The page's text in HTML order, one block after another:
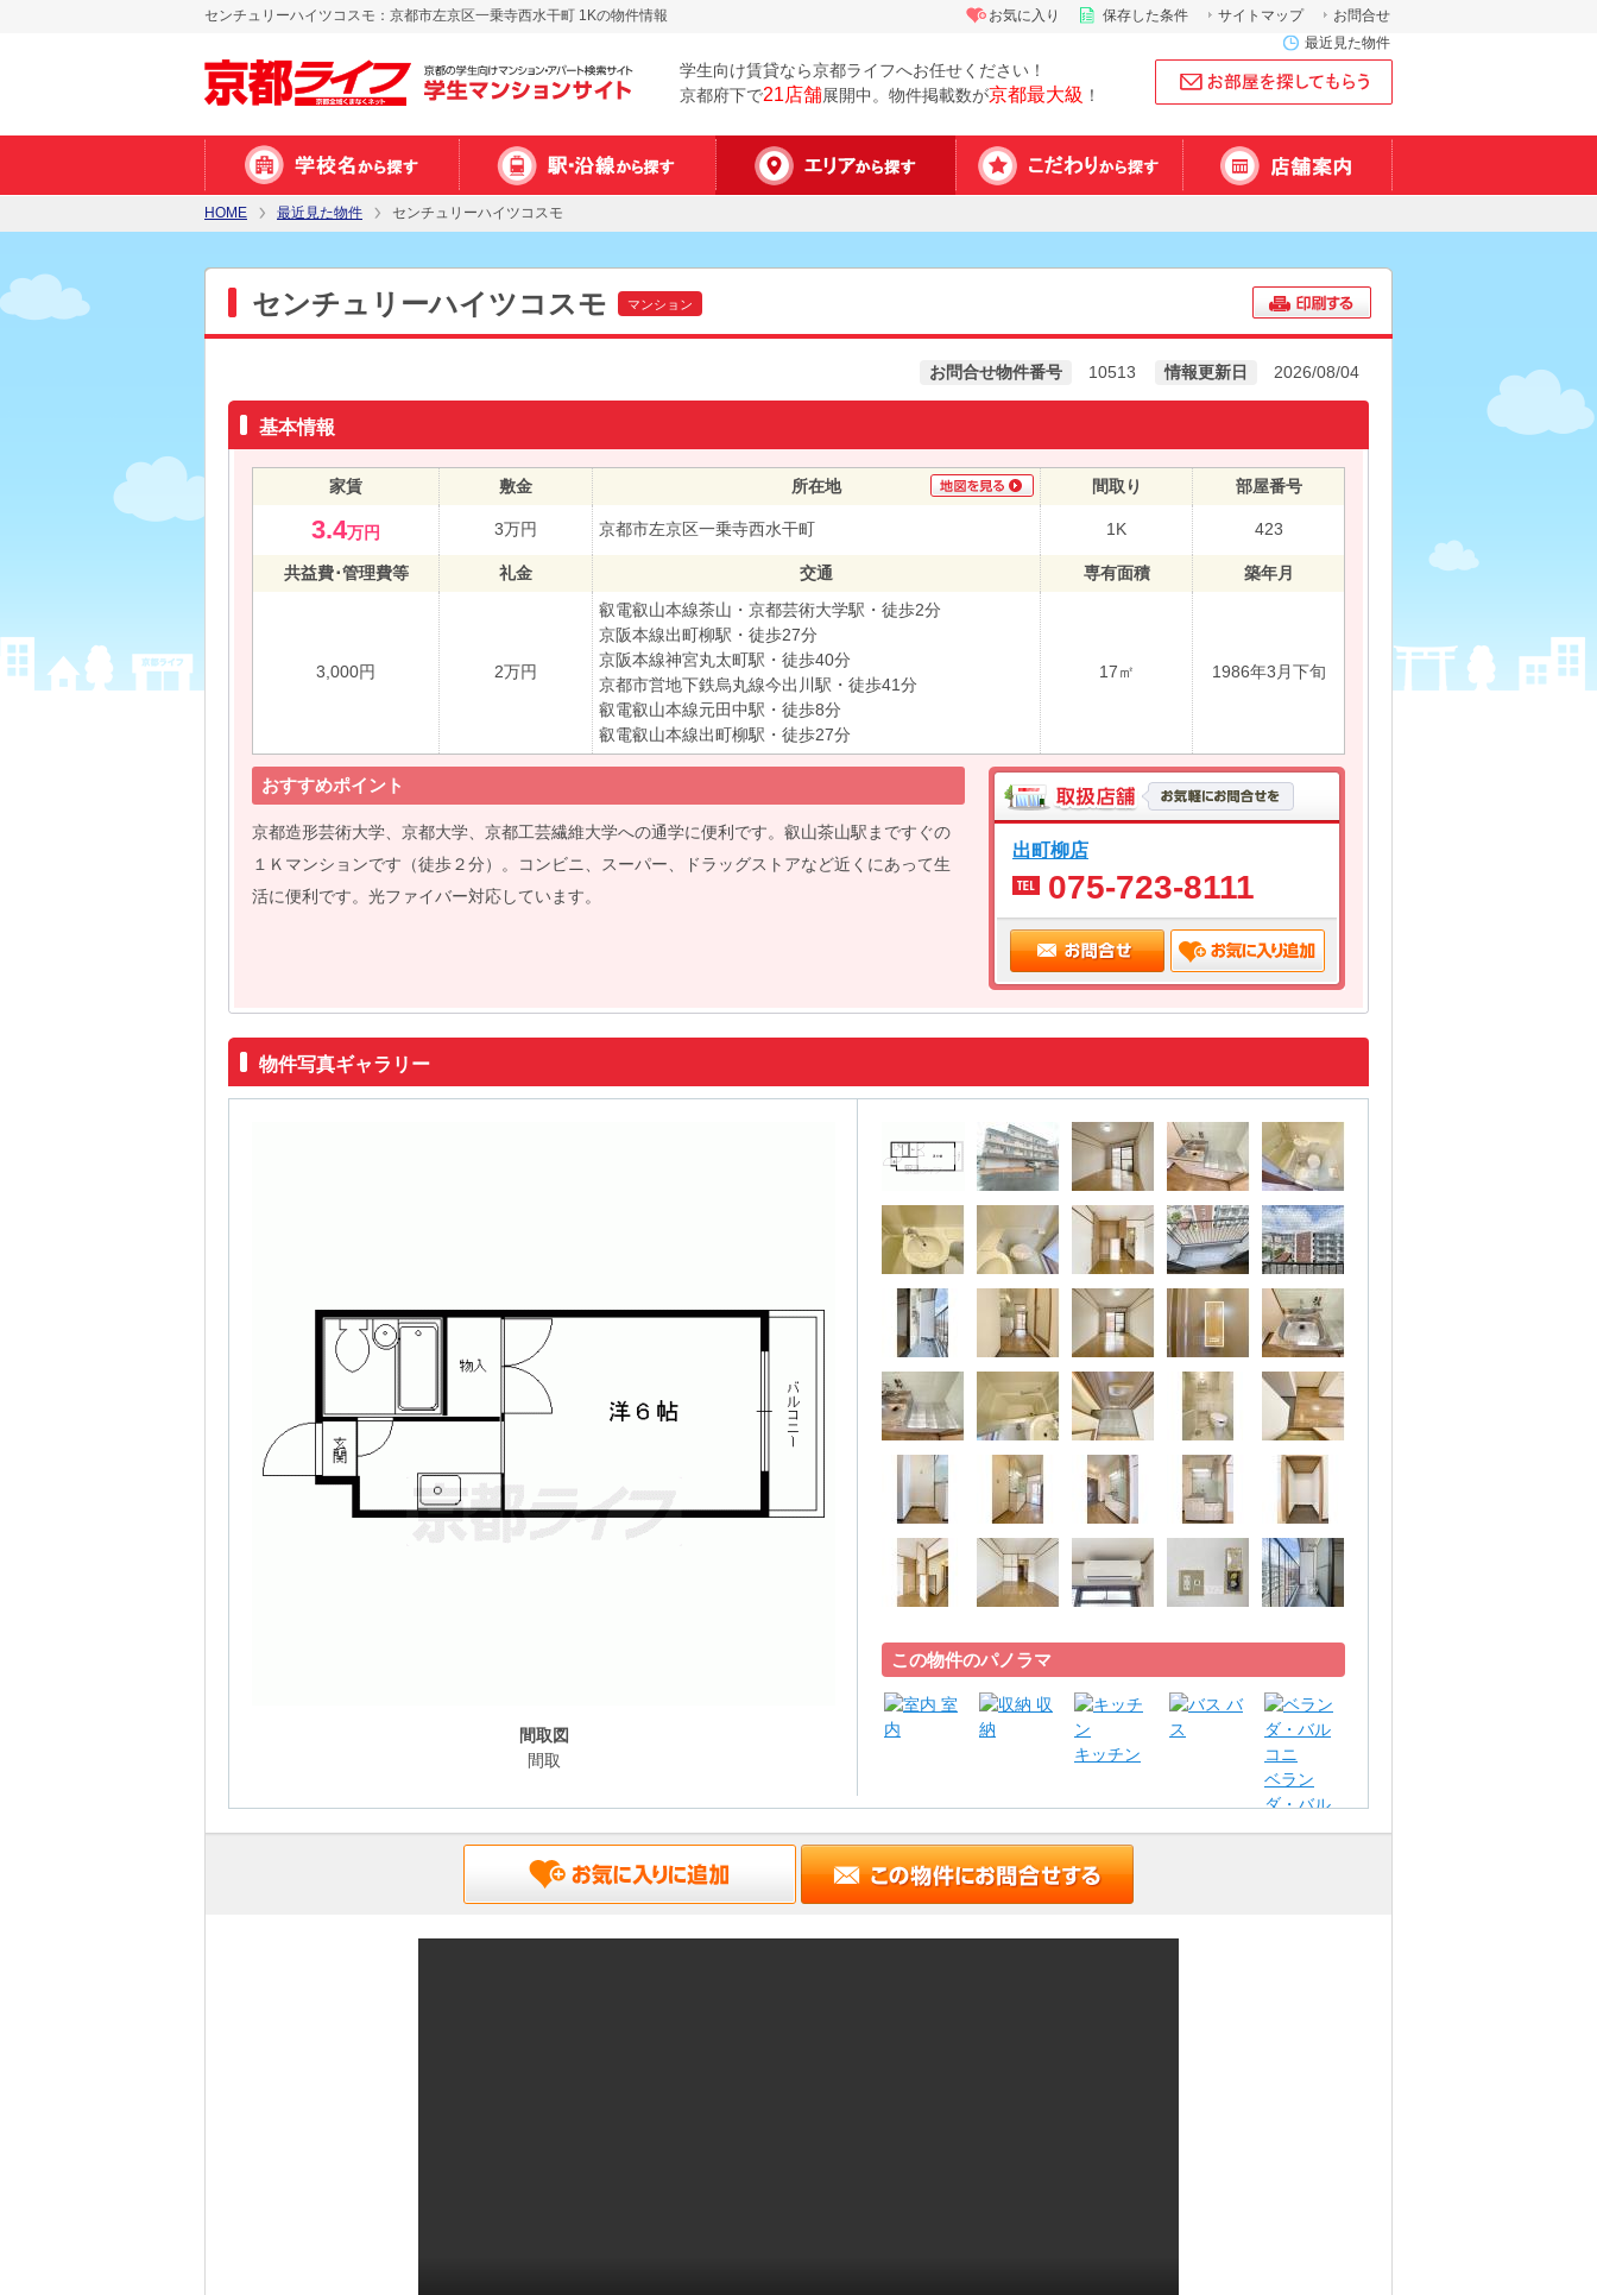
センチュリーハイツコスモ：京都市左京区一乗寺西水干町 1Kの物件情報
学生向け賃貸なら京都ライフへお任せください！
京都府下で21店舗展開中。物件掲載数が京都最大級 ！
お問合せ
サイトマップ
保存した条件
お気に入り
最近見た物件
HOME 最近見た物件 センチュリーハイツコスモ
センチュリーハイツコスモ マンション
お問合せ物件番号 10513 情報更新日 2026/08/04
基本情報
家賃 敷金 所在地 間取り 部屋番号
3.4万円 3万円 京都市左京区一乗寺西水干町 1K 423
共益費･管理費等 礼金 交通 専有面積 築年月
3,000円 2万円
叡電叡山本線茶山・京都芸術大学駅・徒歩2分
京阪本線出町柳駅・徒歩27分
京阪本線神宮丸太町駅・徒歩40分
京都市営地下鉄烏丸線今出川駅・徒歩41分
叡電叡山本線元田中駅・徒歩8分
叡電叡山本線出町柳駅・徒歩27分
17㎡ 1986年3月下旬
おすすめポイント
京都造形芸術大学、京都大学、京都工芸繊維大学への通学に便利です。叡山茶山駅まですぐの
１Ｋマンションです（徒歩２分）。コンビニ、スーパー、ドラッグストアなど近くにあって生
活に便利です。光ファイバー対応しています。
出町柳店
075-723-8111
物件写真ギャラリー
間取図
間取
この物件のパノラマ
室
内
収
納
キッチン
バ
ス
ベラン
ダ・バル
コニ